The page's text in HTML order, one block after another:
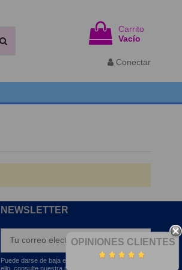
Carrito
Vacío
Conectar
OPINIONES CLIENTES
NEWSLETTER
Puede darse de baja en cualquier momento. Para
ello, consulte nuestra información de contacto en